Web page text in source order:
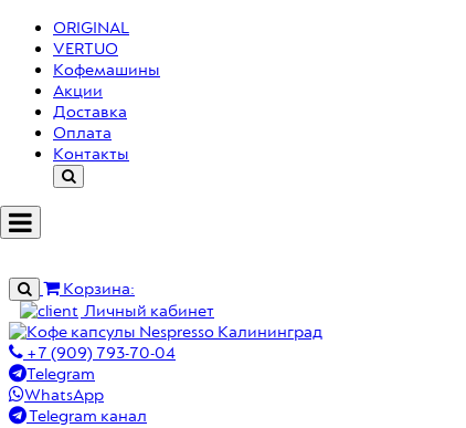
ORIGINAL
VERTUO
Кофемашины
Акции
Доставка
Оплата
Контакты
Корзина:
Личный кабинет
+7 (909) 793-70-04
Telegram
WhatsApp
Telegram канал